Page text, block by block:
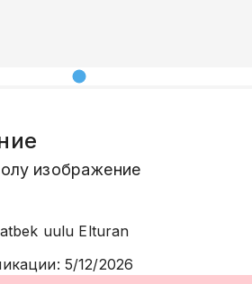
изображение
uulu Elturan
: 5/12/2026